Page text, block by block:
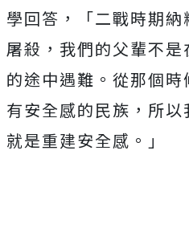
學回答，「二戰時期
屠殺，我們的父輩不
的途中遇難。從那個
有安全感的民族，所
就是重建安全感。」